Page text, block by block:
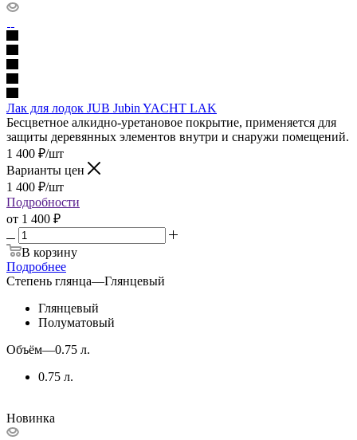
Лак для лодок JUB Jubin YACHT LAK
Бесцветное алкидно-уретановое покрытие, применяется для
защиты деревянных элементов внутри и снаружи помещений.
1 400 ₽/шт
Варианты цен
1 400 ₽/шт
Подробности
от 1 400 ₽
В корзину
Подробнее
Степень глянца—Глянцевый
Глянцевый
Полуматовый
Объём—0.75 л.
0.75 л.
Новинка